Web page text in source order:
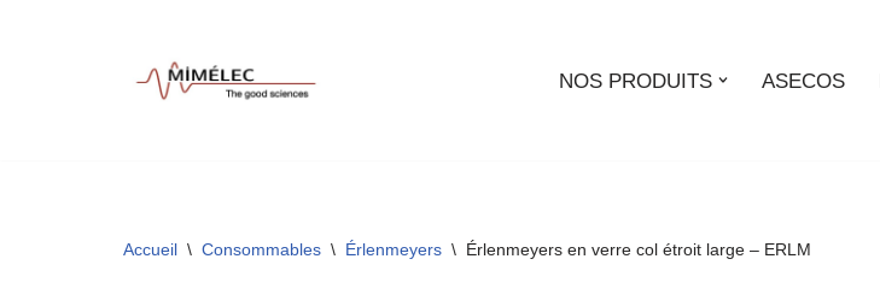
NOS PRODUITS ASECOS
Accueil \ Consommables \ Érlenmeyers \ Érlenmeyers en verre col étroit large – ERLM